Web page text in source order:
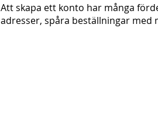
Att skapa ett konto har många
adresser, spåra beställningar med